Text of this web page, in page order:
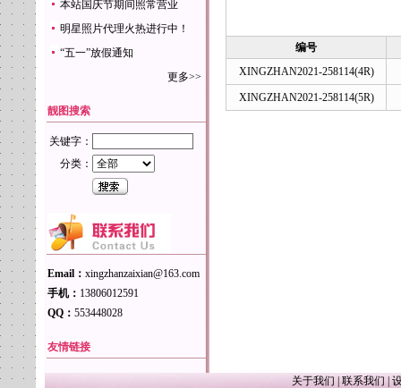
本站国庆节期间照常营业
明星照片代理火热进行中！
“五一”放假通知
更多>>
靓图搜索
关键字：
分类：
Email： xingzhanzaixian@163.com
手机： 13806012591
QQ： 553448028
友情链接
编号
XINGZHAN2021-258114(4R)
XINGZHAN2021-258114(5R)
关于我们 联系我们